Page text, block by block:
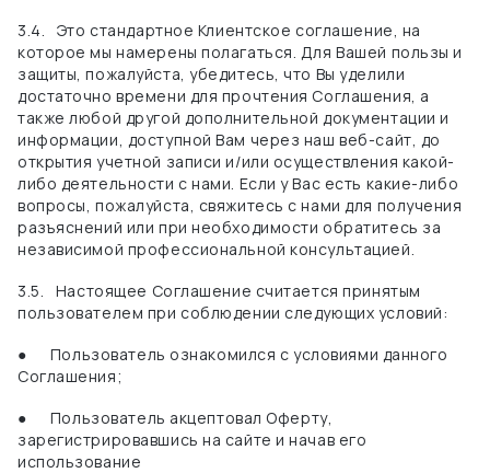
3.4.
Это стандартное Клиентское соглашение, на
которое мы намерены полагаться. Для Вашей пользы и
защиты, пожалуйста, убедитесь, что Вы уделили
достаточно времени для прочтения Соглашения, а
также любой другой дополнительной документации и
информации, доступной Вам через наш веб-сайт, до
открытия учетной записи и/или осуществления какой-
либо деятельности с нами. Если у Вас есть какие-либо
вопросы, пожалуйста, свяжитесь с нами для получения
разъяснений или при необходимости обратитесь за
независимой профессиональной консультацией.
3.5.
Настоящее Соглашение считается принятым
пользователем при соблюдении следующих условий:
●
Пользователь ознакомился с условиями данного
Соглашения;
●
Пользователь акцептовал Оферту,
зарегистрировавшись на сайте и начав его
использование